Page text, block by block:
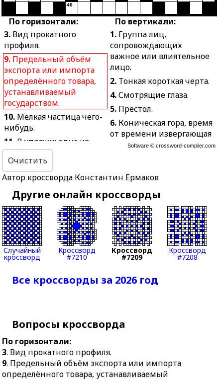
По горизонтали:
3. Вид прокатного
профиля.
9. Предельный объём
экспорта или импорта
определённого товара,
устанавливаемый
государством.
10. Мелкая частица чего-
нибудь.
11. В упряжи: одна из
двух круглых длинных
жердей, укреплённых на
передней оси повозки и
соединяющихся с дугой.
12.Термическая
обработка металла с
целью возвратить ему
качества, утраченные в
каком-нибудь процессе
обработки.
здания.
хлопчатобумажная
материя.
20.Буддийский
монастырь-университет
у российских бурят.
По вертикали:
1. Группа лиц,
сопровождающих
важное или влиятельное
лицо.
2. Тонкая короткая черта.
4.Смотрящие глаза.
5. Престол.
6. Коническая гора, время
от времени извергающая
лаву, пепел, горячие
мифологии крылатый
конь.
8.Сооружение для
стоянки и ремонта
авиационной техники.
13.Своеобразное
произношение,
особенности речи.
14.Шумное проявление
класс в его сравнении с
17.Гурман.
18.Заключительная
46
Software ©crossword-compiler.com
Очистить
Автор кроссворда Константин Ермаков
Другие онлайн кроссворды
Случайный
кроссворд
Кроссворд
#7210
Кроссворд
#7209
Кроссворд
#7208
Все кроссворды за 2026 год
Вопросы кроссворда
По горизонтали:
3. Вид прокатного профиля.
9. Предельный объём экспорта или импорта
определённого товара, устанавливаемый